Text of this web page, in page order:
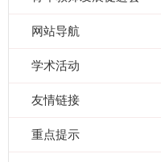
网站导航
学术活动
友情链接
重点提示